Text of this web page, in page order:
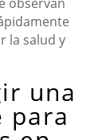
la salud y
una
para